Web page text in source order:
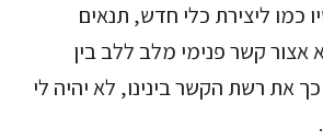
כמו ליצירת כלי חדש, תנאים
אצור קשר פנימי מלב ללב בין
את רשת הקשר בינינו, לא יהיה לי